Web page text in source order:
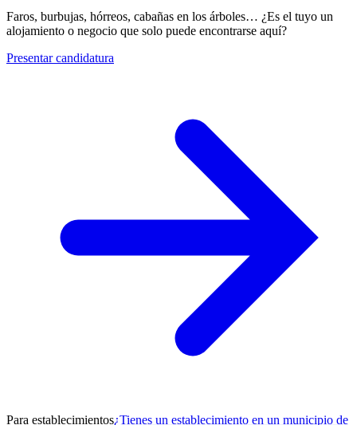
Faros, burbujas, hórreos, cabañas en los árboles… ¿Es el tuyo un
alojamiento o negocio que solo puede encontrarse aquí?
Presentar candidatura
Para establecimientos¿Tienes un establecimiento en un municipio de